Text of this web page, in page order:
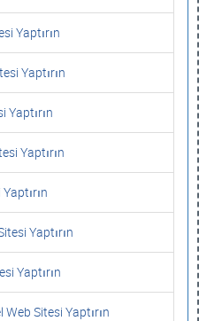
Yaptırın
Yaptırın
Yaptırın
Yaptırın
Yaptırın
Yaptırın
Sitesi Yaptırın